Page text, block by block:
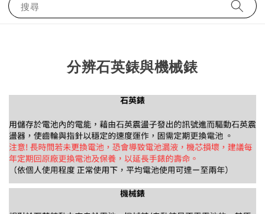
搜尋
分辨石英錶與機械錶